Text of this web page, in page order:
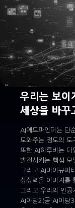
우리는 보이
세상을 바꾸
AI애드파인더는 단
도와주는 정도의 도
또한 AI하루비는 다
발전시키는 핵심 모
그리고 AI마이큐피
상상력을 이미지를
그리고 우리의 인공
AI아담2(곧 AI아담